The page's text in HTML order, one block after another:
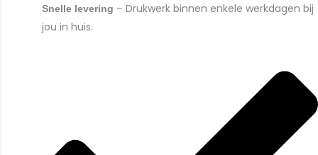
Snelle levering – Drukwerk binnen enkele werkdagen bij
jou in huis.